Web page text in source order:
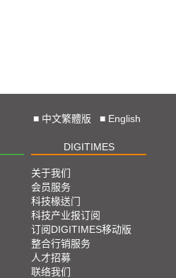
■ 中文繁體版 ■ English
DIGITIMES
关于我们
会员服务
科技椽送门
科技产业报订阅
订阅DIGITIMES移动版
整合行销服务
人才招募
联络我们